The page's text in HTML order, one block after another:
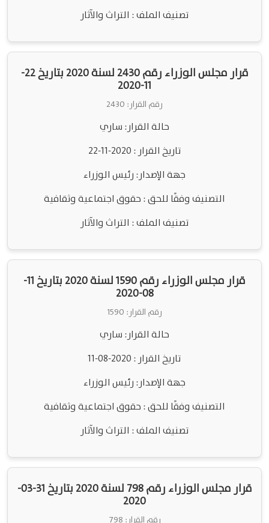
تصنيف الملف : التراث والآثار
قرار مجلس الوزراء رقم 2430 لسنة 2020 بتاريخ 22-
11-2020
رقم القرار: 2430
حالة القرار: ساري
تاريخ القرار : 2020-11-22
جهة الإصدار: رئيس الوزراء
التصنيف وفقًا للحق : حقوق اجتماعية وثقافية
تصنيف الملف : التراث والآثار
قرار مجلس الوزراء رقم 1590 لسنة 2020 بتاريخ 11-
08-2020
رقم القرار: 1590
حالة القرار: ساري
تاريخ القرار : 2020-08-11
جهة الإصدار: رئيس الوزراء
التصنيف وفقًا للحق : حقوق اجتماعية وثقافية
تصنيف الملف : التراث والآثار
قرار مجلس الوزراء رقم 798 لسنة 2020 بتاريخ 31-03-
2020
رقم القرار: 798